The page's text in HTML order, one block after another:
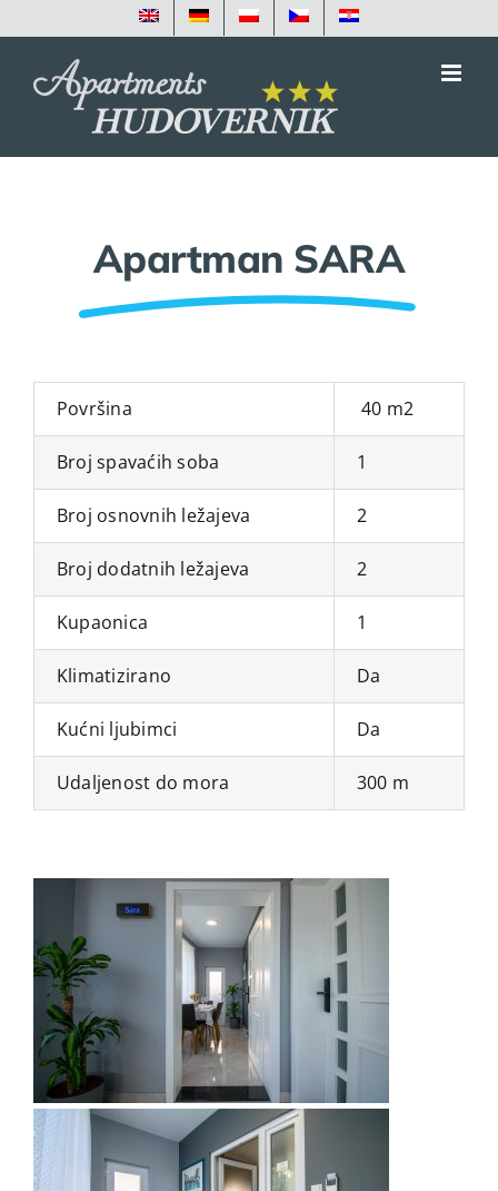
to
content
Apartman SARA
Površina 40 m2
Broj spavaćih soba 1
Broj osnovnih ležajeva 2
Broj dodatnih ležajeva 2
Kupaonica 1
Klimatizirano Da
Kućni ljubimci Da
Udaljenost do mora 300 m